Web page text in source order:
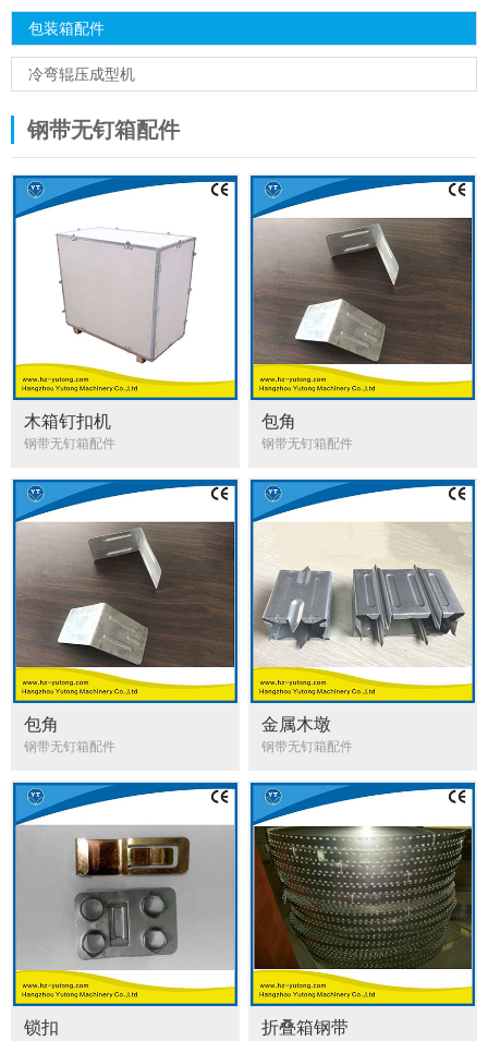
包装箱配件
冷弯辊压成型机
钢带无钉箱配件
木箱钉扣机
钢带无钉箱配件
包角
钢带无钉箱配件
包角
钢带无钉箱配件
金属木墩
钢带无钉箱配件
锁扣 折叠箱钢带